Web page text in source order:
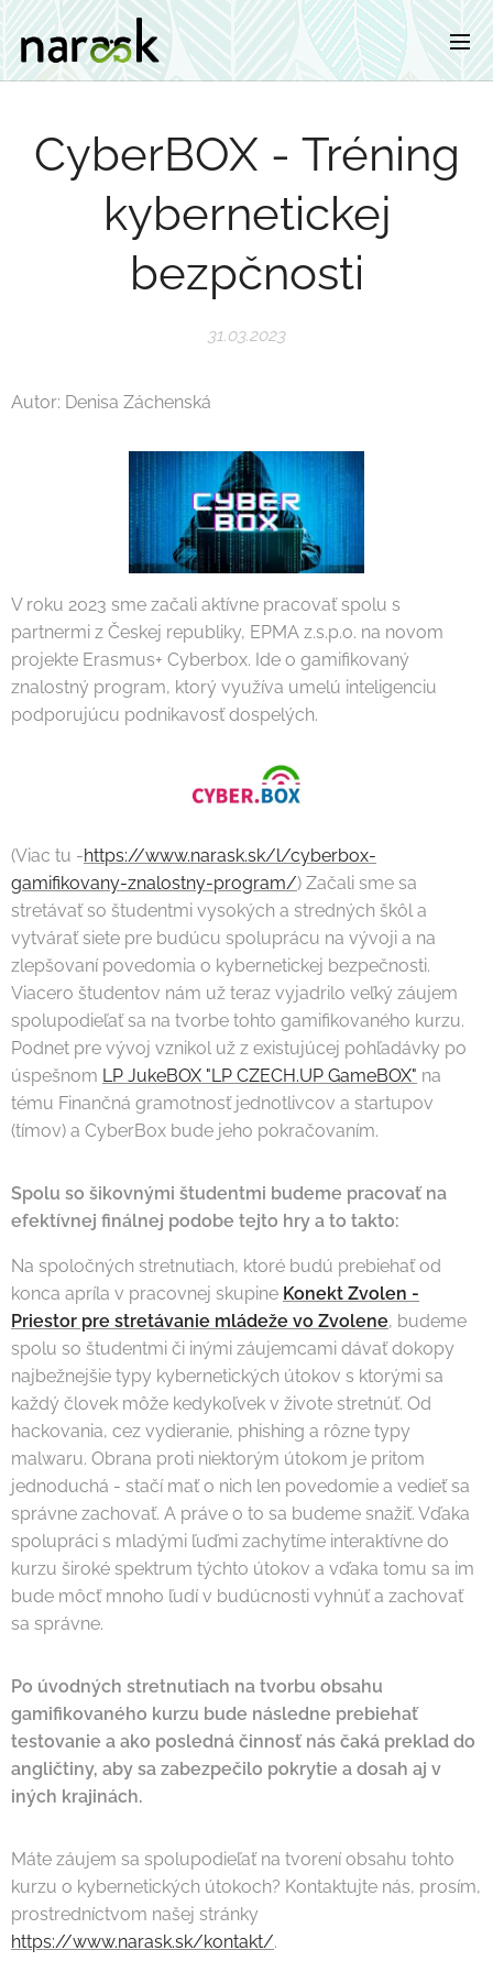
CyberBOX - Tréning
kybernetickej
bezpčnosti
31.03.2023
Autor: Denisa Záchenská
V roku 2023 sme začali aktívne pracovať spolu s
partnermi z Českej republiky, EPMA z.s.p.o. na novom
projekte Erasmus+ Cyberbox. Ide o gamifikovaný
znalostný program, ktorý využíva umelú inteligenciu
podporujúcu podnikavosť dospelých.
(Viac tu -https://www.narask.sk/l/cyberbox-
gamifikovany-znalostny-program/) Začali sme sa
stretávať so študentmi vysokých a stredných škôl a
vytvárať siete pre budúcu spoluprácu na vývoji a na
zlepšovaní povedomia o kybernetickej bezpečnosti.
Viacero študentov nám už teraz vyjadrilo veľký záujem
spolupodieľať sa na tvorbe tohto gamifikovaného kurzu.
Podnet pre vývoj vznikol už z existujúcej pohľadávky po
úspešnom LP JukeBOX "LP CZECH.UP GameBOX" na
tému Finančná gramotnosť jednotlivcov a startupov
(tímov) a CyberBox bude jeho pokračovaním.
Spolu so šikovnými študentmi budeme pracovať na
efektívnej finálnej podobe tejto hry a to takto:
Na spoločných stretnutiach, ktoré budú prebiehať od
konca apríla v pracovnej skupine Konekt Zvolen -
Priestor pre stretávanie mládeže vo Zvolene, budeme
spolu so študentmi či inými záujemcami dávať dokopy
najbežnejšie typy kybernetických útokov s ktorými sa
každý človek môže kedykoľvek v živote stretnúť. Od
hackovania, cez vydieranie, phishing a rôzne typy
malwaru. Obrana proti niektorým útokom je pritom
jednoduchá - stačí mať o nich len povedomie a vedieť sa
správne zachovať. A práve o to sa budeme snažiť. Vďaka
spolupráci s mladými ľuďmi zachytíme interaktívne do
kurzu široké spektrum týchto útokov a vďaka tomu sa im
bude môcť mnoho ľudí v budúcnosti vyhnúť a zachovať
sa správne.
Po úvodných stretnutiach na tvorbu obsahu
gamifikovaného kurzu bude následne prebiehať
testovanie a ako posledná činnosť nás čaká preklad do
angličtiny, aby sa zabezpečilo pokrytie a dosah aj v
iných krajinách.
Máte záujem sa spolupodieľať na tvorení obsahu tohto
kurzu o kybernetických útokoch? Kontaktujte nás, prosím,
prostredníctvom našej stránky
https://www.narask.sk/kontakt/.